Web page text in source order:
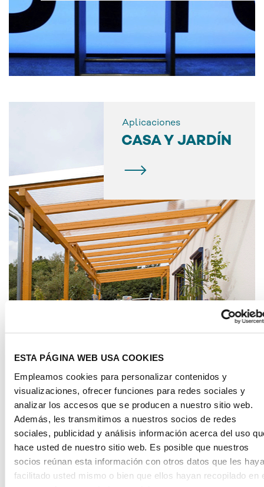
ESTA PÁGINA WEB USA COOKIES
Empleamos cookies para personalizar contenidos y
visualizaciones, ofrecer funciones para redes sociales y
analizar los accesos que se producen a nuestro sitio web.
Además, les transmitimos a nuestros socios de redes
sociales, publicidad y análisis información acerca del uso
hace usted de nuestro sitio web. Es posible que nuestros
socios reúnan esta información con otros datos que les haya
facilitado usted mismo o bien que ellos hayan recopilado en
Aplicaciones
CASA Y JARDÍN
Aplicaciones
LUMINARIAS